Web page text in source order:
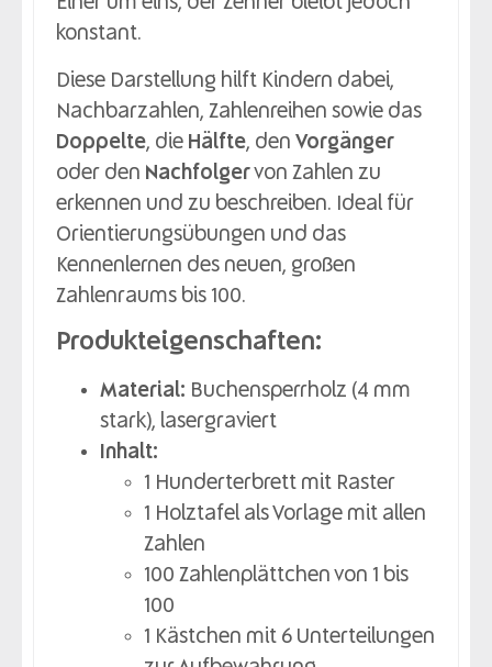
konstant.
Diese Darstellung hilft Kindern dabei,
Nachbarzahlen, Zahlenreihen sowie das
Doppelte, die Hälfte, den Vorgänger
oder den Nachfolgervon Zahlen zu
erkennen und zu beschreiben. Ideal für
Orientierungsübungen und das
Kennenlernen des neuen, großen
Zahlenraums bis 100.
Produkteigenschaften:
Material: Buchensperrholz (4 mm
stark), lasergraviert
Inhalt:
1 Hunderterbrett mit Raster
1 Holztafel als Vorlage mit allen
Zahlen
100 Zahlenplättchen von 1 bis
100
1 Kästchen mit 6 Unterteilungen